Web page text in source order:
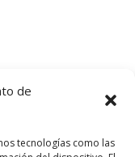
de
tecnologías como las